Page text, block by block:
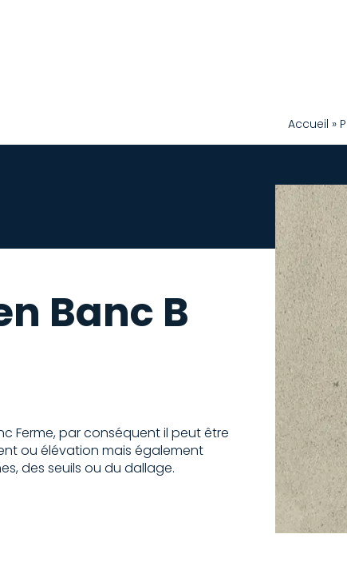
Accueil »
Banc B
Ferme, par conséquent il peut être
ou élévation mais également
des seuils ou du dallage.